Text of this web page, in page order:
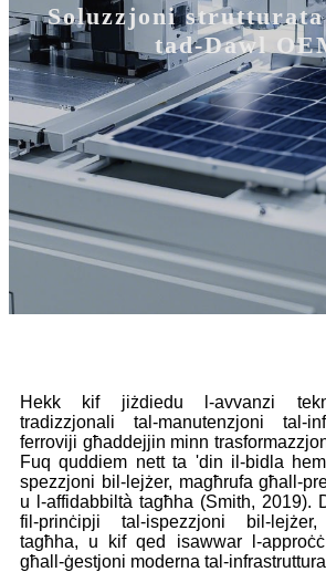
Soluzzjoni
tad-Dawl
Hekk kif jiżdiedu l-avvanzi
tradizzjonali tal-manutenzjoni tal-
ferroviji għaddejjin minn
Fuq quddiem nett ta 'din il-bidla
spezzjoni bil-lejżer, magħrufa għall-
u l-affidabbiltà tagħha (Smith, 2019).
fil-prinċipji tal-ispezzjoni bil-lejżer,
tagħha, u kif qed isawwar l-
għall-ġestjoni moderna tal-